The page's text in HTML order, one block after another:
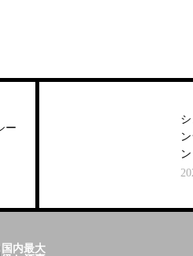
シュ
ン
ン ク